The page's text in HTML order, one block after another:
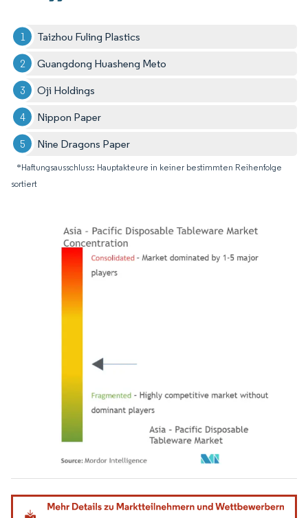
Taizhou Fuling Plastics
Guangdong Huasheng Meto
Oji Holdings
Nippon Paper
Nine Dragons Paper
*Haftungsausschluss: Hauptakteure in keiner bestimmten Reihenfolge
sortiert
Bild © Mordor Intelligence. Wiederverwendung erfordert Namensnennung gemäß